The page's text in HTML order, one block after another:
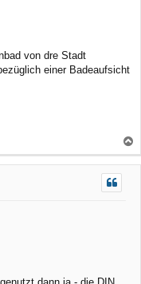
von dre Stadt
einer Badeaufsicht
a